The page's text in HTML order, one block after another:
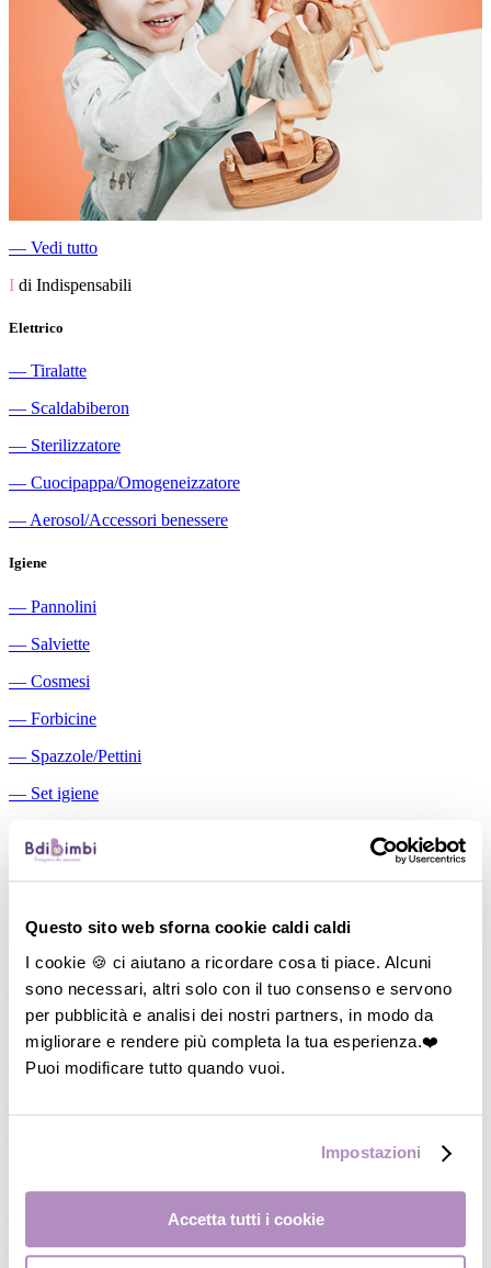
Questo sito web sforna cookie caldi caldi
I cookie 🍪 ci aiutano a ricordare cosa ti piace. Alcuni
sono necessari, altri solo con il tuo consenso e servono
per pubblicità e analisi dei nostri partners, in modo da
migliorare e rendere più completa la tua esperienza.❤️
Puoi modificare tutto quando vuoi.
Impostazioni
Accetta tutti i cookie
― Vedi tutto
I di Indispensabili
Elettrico
― Tiralatte
― Scaldabiberon
― Sterilizzatore
― Cuocipappa/Omogeneizzatore
― Aerosol/Accessori benessere
Igiene
― Pannolini
― Salviette
― Cosmesi
― Forbicine
― Spazzole/Pettini
― Set igiene
Aspiratori nasali manuali
―
Cuscini allattamento
―Biberon
―
Tettarelle
―Succhietti
Conservalatte Materno
―Massaggiagengive